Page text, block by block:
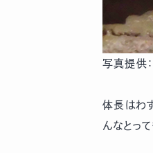
写真提供
体長はわ
んなとっ